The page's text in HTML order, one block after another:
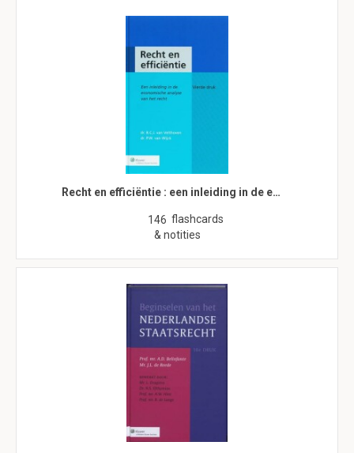
Recht en efficiëntie : een inleiding in de e…
146 flashcards
& notities